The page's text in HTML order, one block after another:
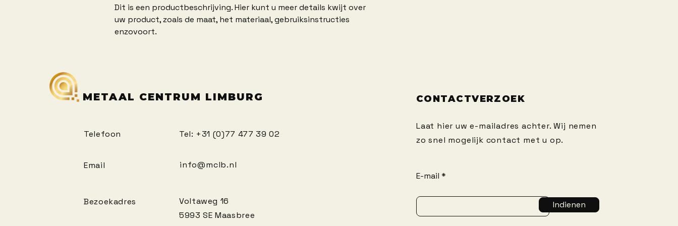
Dit is een productbeschrijving. Hier kunt u meer details kwijt over
uw product, zoals de maat, het materiaal, gebruiksinstructies
enzovoort.
METAAL CENTRUM LIMBURG
Telefoon
Email
Bezoekadres
Tel: +31 (0)77 477 39 02
info@mclb.nl
Voltaweg 16
5993 SE Maasbree
CONTACTVERZOEK
Laat hier uw e-mailadres achter. Wij nemen
zo snel mogelijk contact met u op.
E-mail
Indienen